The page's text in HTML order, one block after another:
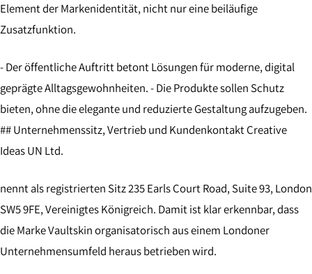
Element der Markenidentität, nicht nur eine beiläufige
Zusatzfunktion.
- Der öffentliche Auftritt betont Lösungen für moderne, digital
geprägte Alltagsgewohnheiten. - Die Produkte sollen Schutz
bieten, ohne die elegante und reduzierte Gestaltung aufzugeben.
## Unternehmenssitz, Vertrieb und Kundenkontakt Creative
Ideas UN Ltd.
nennt als registrierten Sitz 235 Earls Court Road, Suite 93, London
SW5 9FE, Vereinigtes Königreich. Damit ist klar erkennbar, dass
die Marke Vaultskin organisatorisch aus einem Londoner
Unternehmensumfeld heraus betrieben wird.